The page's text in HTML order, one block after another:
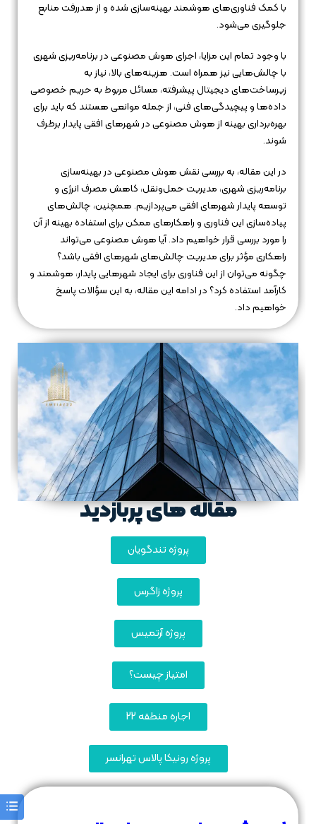
با کمک فناوری‌های هوشمند بهینه‌سازی شده و از هدررفت منابع
جلوگیری می‌شود.
با وجود تمام این مزایا، اجرای هوش مصنوعی در برنامه‌ریزی شهری
با چالش‌هایی نیز همراه است. هزینه‌های بالا، نیاز به
زیرساخت‌های دیجیتال پیشرفته، مسائل مربوط به حریم خصوصی
داده‌ها و پیچیدگی‌های فنی، از جمله موانعی هستند که باید برای
بهره‌برداری بهینه از هوش مصنوعی در شهرهای افقی پایدار برطرف
شوند.
در این مقاله، به بررسی نقش هوش مصنوعی در بهینه‌سازی
برنامه‌ریزی شهری، مدیریت حمل‌ونقل، کاهش مصرف انرژی و
توسعه پایدار شهرهای افقی می‌پردازیم. همچنین، چالش‌های
پیاده‌سازی این فناوری و راهکارهای ممکن برای استفاده بهینه از آن
را مورد بررسی قرار خواهیم داد. آیا هوش مصنوعی می‌تواند
راهکاری مؤثر برای مدیریت چالش‌های شهرهای افقی باشد؟
چگونه می‌توان از این فناوری برای ایجاد شهرهایی پایدار، هوشمند و
کارآمد استفاده کرد؟ در ادامه این مقاله، به این سؤالات پاسخ
خواهیم داد.
مقاله های پربازدید
پروژه تندگویان
پروژه زاگرس
پروژه آرتمیس
امتیاز چیست؟
اجاره منطقه 22
پروژه رونیکا پالاس تهرانسر